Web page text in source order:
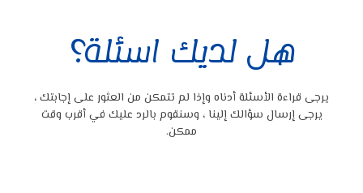
هل لديك اسئلة؟
يرجى قراءة الأسئلة أدناه وإذا لم تتمكن من العثور على إجابتك ،
يرجى إرسال سؤالك إلينا ، وسنقوم بالرد عليك في أقرب وقت
ممكن.